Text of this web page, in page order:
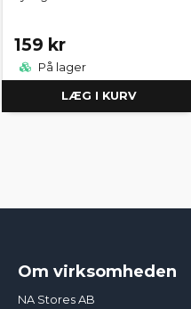
159 kr
På lager
LÆG I KURV
Om virksomheden
NA Stores AB